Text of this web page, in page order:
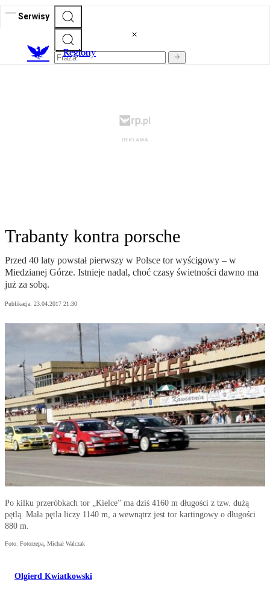
Serwisy
Regiony
Trabanty kontra porsche
Przed 40 laty powstał pierwszy w Polsce tor wyścigowy – w
Miedzianej Górze. Istnieje nadal, choć czasy świetności dawno ma
już za sobą.
Publikacja: 23.04.2017 21:30
Po kilku przeróbkach tor „Kielce” ma dziś 4160 m długości z tzw. dużą
pętlą. Mała pętla liczy 1140 m, a wewnątrz jest tor kartingowy o długości
880 m.
Foto: Fotorzepa, Michał Walczak
Olgierd Kwiatkowski